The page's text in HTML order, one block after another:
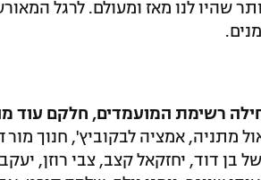
רשימת המועמדים, חלקם עוד
מתניה, אמציה לבקוביץ', חנוך
בן דוד, יחזקאל קצב, צבי רוזן,